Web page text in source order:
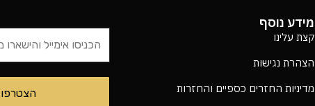
מידע נוסף
קצת עלינו
הצהרת נגישות
מדיניות החזרים כספיים והחזרות